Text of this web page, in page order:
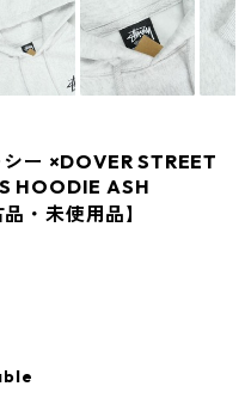
ー ×DOVER STREET
HOODIE ASH
・未使用品】